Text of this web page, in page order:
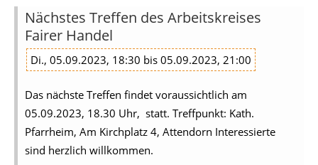
Nächstes Treffen des Arbeitskreises
Fairer Handel
Di., 05.09.2023, 18:30 bis 05.09.2023, 21:00
Das nächste Treffen findet voraussichtlich am
05.09.2023, 18.30 Uhr, statt. Treffpunkt: Kath.
Pfarrheim, Am Kirchplatz 4, Attendorn Interessierte
sind herzlich willkommen.